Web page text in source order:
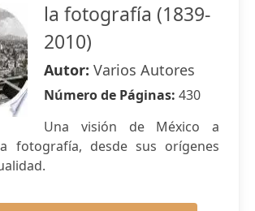
la fotografía (1839-
2010)
Autor: Varios Autores
Número de Páginas: 430
Una visión de México a
fotografía, desde sus orígenes